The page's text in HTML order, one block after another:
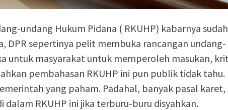
undang Hukum Pidana ( RKUHP) kabarnya sudah
DPR sepertinya pelit membuka rancangan undang-
untuk masyarakat untuk memperoleh masukan,
pembahasan RKUHP ini pun publik tidak tahu.
yang paham. Padahal, banyak pasal karet,
RKUHP ini jika terburu-buru disyahkan.